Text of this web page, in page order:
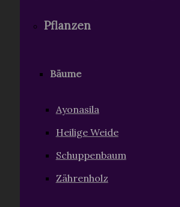
Pflanzen
Bäume
Ayonasila
Heilige Weide
Schuppenbaum
Zährenholz